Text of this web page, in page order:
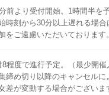
前より受付開始。1時間半を予
時刻から30分以上遅れる場合
をご遠慮いただいております。
8程度で進行予定。（最少開催
締め切り以降のキャンセルに
差が変動する場合がございま